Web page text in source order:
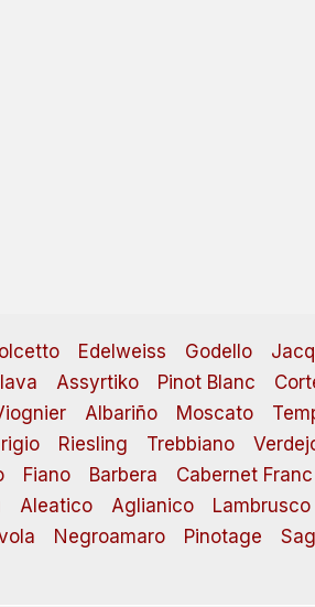
Edelweiss Godello
Assyrtiko Pinot Blanc
Albariño Moscato
Riesling Trebbiano
Fiano Barbera Cabernet Franc
Aleatico Aglianico Lambrusco
Negroamaro Pinotage